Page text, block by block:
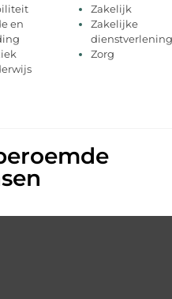
en
Zakelijk
Zakelijke
dienstverlening
Zorg